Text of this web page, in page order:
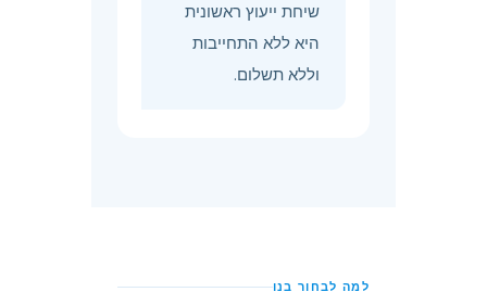
שיחת ייעוץ ראשונית
היא ללא התחייבות
וללא תשלום.
למה לבחור בנו